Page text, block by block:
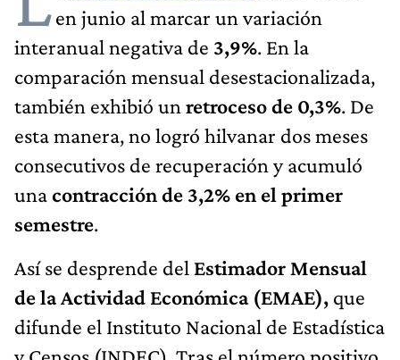
en junio al marcar un variación
interanual negativa de 3,9%. En la
comparación mensual desestacionalizada,
también exhibió un retroceso de 0,3%. De
esta manera, no logró hilvanar dos meses
consecutivos de recuperación y acumuló
unacontracción de 3,2% en el primer
semestre.
Así se desprende del Estimador Mensual
de la Actividad Económica (EMAE), que
difunde el Instituto Nacional de Estadística